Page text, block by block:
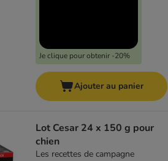
Je clique pour obtenir -20%
Ajouter au panier
Lot Cesar 24 x 150 g pour
chien
Les recettes de campagne